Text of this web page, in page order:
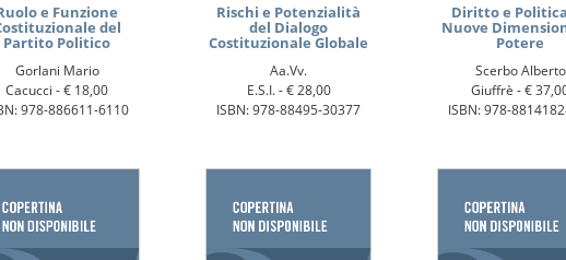
e Funzione
del
Partito Politico
Gorlani Mario
Cacucci -€ 18,00
978-886611-6110
Rischi e Potenzialità
del Dialogo
Costituzionale Globale
Aa.Vv.
E.S.I. -€ 28,00
ISBN: 978-88495-30377
Diritto e
Nuove
Potere
Scerbo Alberto
Giuffrè -€
ISBN: 978-